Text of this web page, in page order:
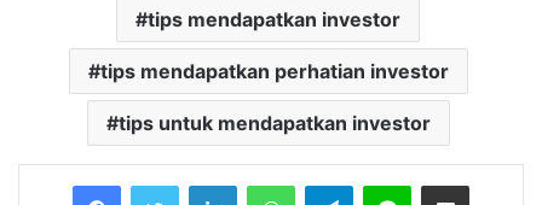
tips mendapatkan investor
tips mendapatkan perhatian investor
tips untuk mendapatkan investor
Telegram